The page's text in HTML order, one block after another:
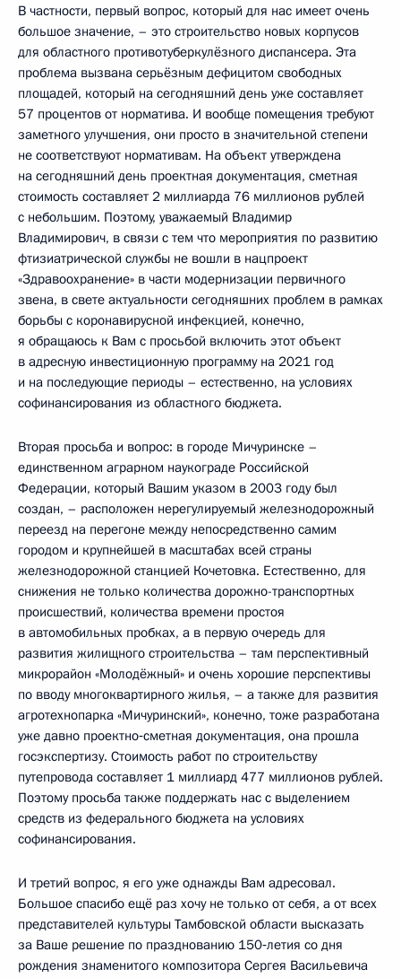
В частности, первый вопрос, который для нас имеет очень
большое значение, – это строительство новых корпусов
для областного противотуберкулёзного диспансера. Эта
проблема вызвана серьёзным дефицитом свободных
площадей, который на сегодняшний день уже составляет
57 процентов от норматива. И вообще помещения требуют
заметного улучшения, они просто в значительной степени
не соответствуют нормативам. На объект утверждена
на сегодняшний день проектная документация, сметная
стоимость составляет 2 миллиарда 76 миллионов рублей
с небольшим. Поэтому, уважаемый Владимир
Владимирович, в связи с тем что мероприятия по развитию
фтизиатрической службы не вошли в нацпроект
«Здравоохранение» в части модернизации первичного
звена, в свете актуальности сегодняшних проблем в рамках
борьбы с коронавирусной инфекцией, конечно,
я обращаюсь к Вам с просьбой включить этот объект
в адресную инвестиционную программу на 2021 год
и на последующие периоды – естественно, на условиях
софинансирования из областного бюджета.
Вторая просьба и вопрос: в городе Мичуринске –
единственном аграрном наукограде Российской
Федерации, который Вашим указом в 2003 году был
создан, – расположен нерегулируемый железнодорожный
переезд на перегоне между непосредственно самим
городом и крупнейшей в масштабах всей страны
железнодорожной станцией Кочетовка. Естественно, для
снижения не только количества дорожно-транспортных
происшествий, количества времени простоя
в автомобильных пробках, а в первую очередь для
развития жилищного строительства – там перспективный
микрорайон «Молодёжный» и очень хорошие перспективы
по вводу многоквартирного жилья, – а также для развития
агротехнопарка «Мичуринский», конечно, тоже разработана
уже давно проектно‑сметная документация, она прошла
госэкспертизу. Стоимость работ по строительству
путепровода составляет 1 миллиард 477 миллионов рублей.
Поэтому просьба также поддержать нас с выделением
средств из федерального бюджета на условиях
софинансирования.
И третий вопрос, я его уже однажды Вам адресовал.
Большое спасибо ещё раз хочу не только от себя, а от всех
представителей культуры Тамбовской области высказать
за Ваше решение по празднованию 150‑летия со дня
рождения знаменитого композитора Сергея Васильевича